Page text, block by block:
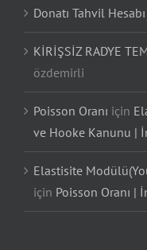
Donatı Tahvil Hesabı
KİRİŞSİZ RADYE
özdemirli
Poisson Oranı için
ve Hooke Kanunu |
Elastisite
için Poisson Oranı |